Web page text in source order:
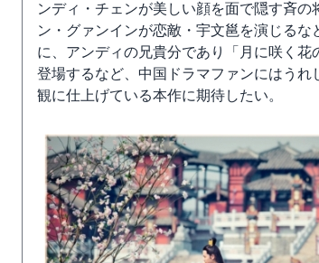
ンディ・チェンが美しい顔を面で隠す斉
ン・グァンインが恋敵・宇文邕を演じる
に、アンディの兄貴分であり「月に咲く
登場するなど、中国ドラマファンにはう
観に仕上げている本作に期待したい。